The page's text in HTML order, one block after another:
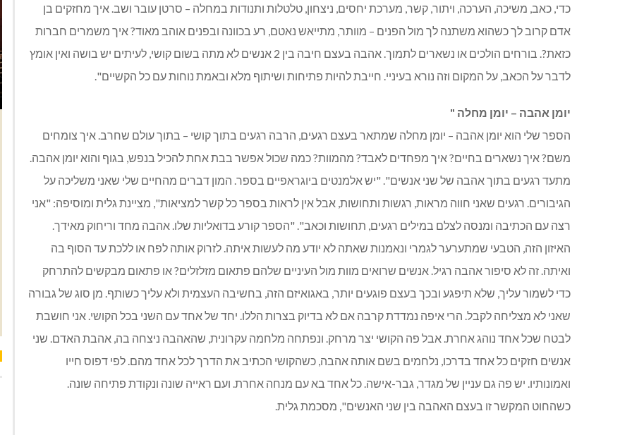
כדי, כאב, משיכה, הערכה, ויתור, קשר, מערכת יחסים, ניצחון, טלטלות ותנודות במחלה – סרטן עובר ושב. איך מחזקים בן
אדם קרוב לך כשהוא משתנה לך מול הפנים – מוותר, מתייאש נאטם, רע בכוונה ובפנים אוהב מאוד? איך משמרים חברות
כזאת?. בורחים הולכים או נשארים לתמוך. אהבה בעצם חיבה בין 2 אנשים לא מתה בשום קושי, לעיתים יש בושה ואין אומץ
לדבר על הכאב, על המקום וזה נורא בעיניי. חייבת להיות פתיחות ושיתוף מלא ובאמת נוחות עם כל הקשיים".
יומן אהבה – יומן מחלה "
הספר שלי הוא יומן אהבה – יומן מחלה שמתאר בעצם רגעים, הרבה רגעים בתוך קושי – בתוך עולם שחרב. איך צומחים
משם? איך נשארים בחיים? איך מפחדים לאבד? מהמוות? כמה שכול אפשר בבת אחת להכיל בנפש, בגוף והוא יומן אהבה.
מתעד רגעים בתוך אהבה של שני אנשים". "יש אלמנטים ביוגראפיים בספר. המון דברים מהחיים שלי שאני משליכה על
הגיבורים. רגעים שאני חווה מראות, רגשות ותחושות, אבל אין לראות בספר כל קשר למציאות", מציינת גלית ומוסיפה: "אני
רצה עם הכתיבה ומנסה לצלם במילים רגעים, תחושות וכאב". "הספר קורע בדואליות שלו. אהבה מחד וריחוק מאידך.
האיזון הזה, הטבעי שמתערער לגמרי ונאמנות שאתה לא יודע מה לעשות איתה. לזרוק אותה לפח או ללכת עד הסוף בה
ואיתה. זה לא סיפור אהבה רגיל. אנשים שרואים מוות מול העיניים שלהם פתאום מזלזלים? או פתאום מבקשים להתרחק
כדי לשמור עליך, שלא תיפגע ובכך בעצם פוגעים יותר, באגואיזם הזה, בחשיבה העצמית ולא עליך כשותף. מן סוג של גבורה
שאני לא מצליחה לקבל. הרי איפה נמדדת קרבה אם לא בדיוק בצרות הללו. יחד של אחד עם השני בכל הקושי. אני חושבת
לבטח שכל אחד נוהג אחרת. אבל פה הקושי יצר מרחק. ונפתחה מלחמה עקרונית, שהאהבה ניצחה בה, אהבת האדם. שני
אנשים חזקים כל אחד בדרכו, נלחמים בשם אותה אהבה, כשהקושי הכתיב את הדרך לכל אחד מהם. לפי דפוס חייו
ואמונותיו. יש פה גם עניין של מגדר, גבר-אישה. כל אחד בא עם מנחה אחרת. ועם ראייה שונה ונקודת פתיחה שונה.
כשהחוט המקשר זו בעצם האהבה בין שני האנשים", מסכמת גלית.